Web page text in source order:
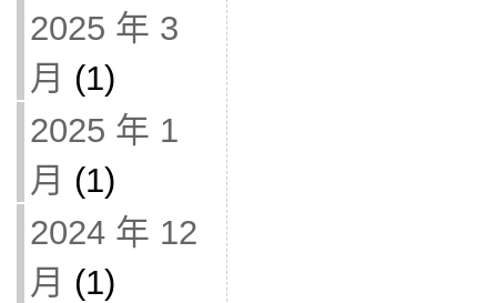
2025 年 3
月 (1)
2025 年 1
月 (1)
2024 年 12
月 (1)